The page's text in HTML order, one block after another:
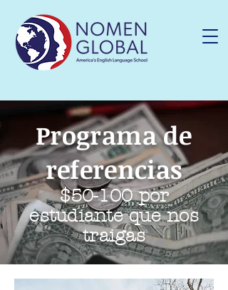
Programa de
referencias
$50-100 por
estudiante que nos
traigas